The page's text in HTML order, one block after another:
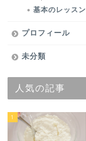
基本のレッスン
プロフィール
未分類
人気の記事
1